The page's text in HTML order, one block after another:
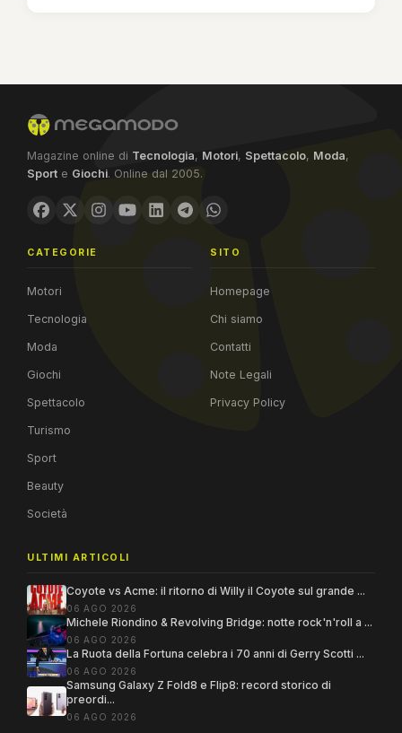
Magazine online di Tecnologia, Motori, Spettacolo, Moda,
Sport e Giochi. Online dal 2005.
CATEGORIE
Motori
Tecnologia
Moda
Giochi
Spettacolo
Turismo
Sport
Beauty
Società
SITO
Homepage
Chi siamo
Contatti
Note Legali
Privacy Policy
ULTIMI ARTICOLI
Coyote vs Acme: il ritorno di Willy il Coyote sul grande ...
06 AGO 2026
Michele Riondino & Revolving Bridge: notte rock'n'roll a ...
06 AGO 2026
La Ruota della Fortuna celebra i 70 anni di Gerry Scotti ...
06 AGO 2026
Samsung Galaxy Z Fold8 e Flip8: record storico di
preordi...
06 AGO 2026